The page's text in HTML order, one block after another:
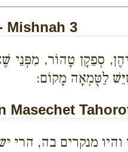
Mishnah 3
סְפֵקָן טָהוֹר, מִפְּנֵי
לַטֻּמְאָה מָקוֹם:
Masechet
מנקרים בה, הרי